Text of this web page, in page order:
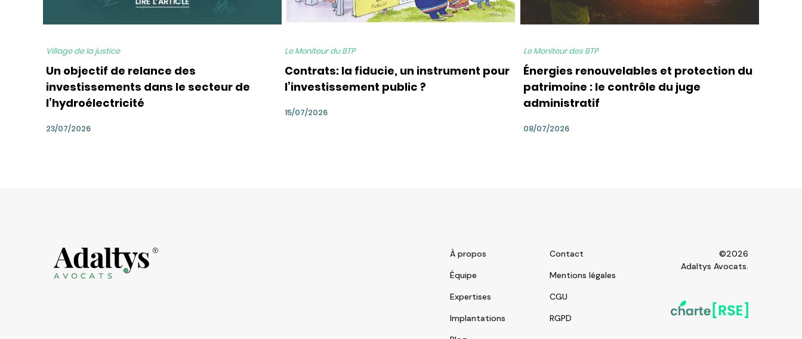
Village de la justice
Un objectif de relance des
investissements dans le secteur de
l’hydroélectricité
23/07/2026
Le Moniteur du BTP
Contrats: la fiducie, un instrument pour
l’investissement public ?
15/07/2026
Le Moniteur des BTP
Énergies renouvelables et protection du
patrimoine : le contrôle du juge
administratif
08/07/2026
À propos
Équipe
Expertises
Implantations
Contact
Mentions légales
CGU
RGPD
©2026
Adaltys Avocats.